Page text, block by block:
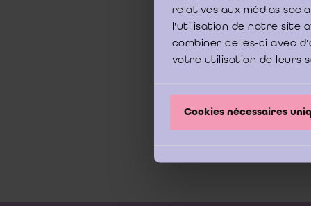
relatives aux médias
l'utilisation de notre site
combiner celles-ci avec
votre utilisation de leurs
Cookies nécessaires
Dit
tekst
de